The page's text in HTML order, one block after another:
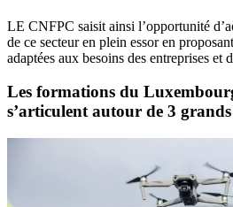
LE CNFPC saisit ainsi l’opportunité
de ce secteur en plein essor en
adaptées aux besoins des entreprises et
Les formations du
s’articulent autour de 3 grands